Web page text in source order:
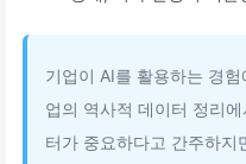
기업이 AI를 활용하는 경
업의 역사적 데이터 정리
터가 중요하다고 간주하지